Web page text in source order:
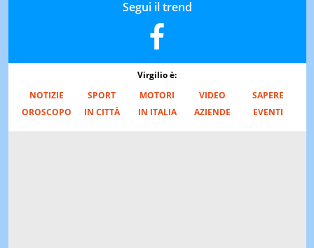
Segui il trend
Virgilio è:
NOTIZIE
SPORT MOTORI VIDEO
SAPERE
OROSCOPO
IN CITTÀ IN ITALIA AZIENDE EVENTI